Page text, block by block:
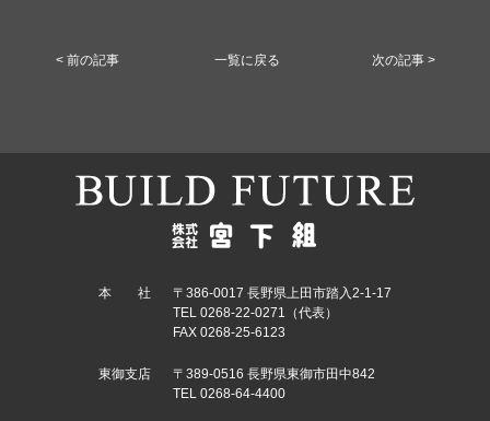
< 前の記事 一覧に戻る 次の記事 >
本 社
〒386-0017 長野県上田市踏入2-1-17
TEL 0268-22-0271（代表）
FAX 0268-25-6123
東御支店
〒389-0516 長野県東御市田中842
TEL 0268-64-4400